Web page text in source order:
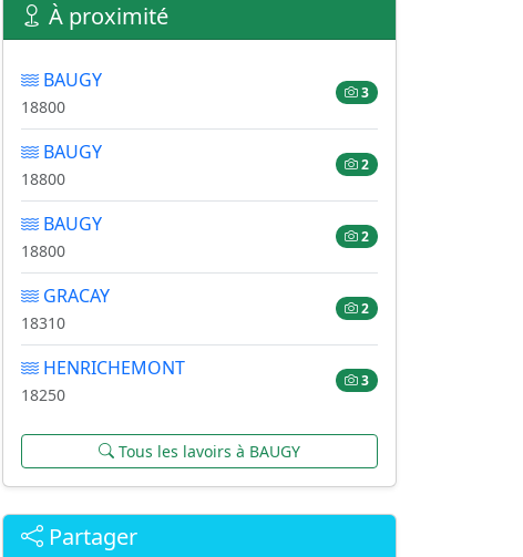
À proximité
BAUGY
18800
3
BAUGY
18800
2
BAUGY
18800
2
GRACAY
18310
2
HENRICHEMONT
18250
3
Tous les lavoirs à BAUGY
Partager